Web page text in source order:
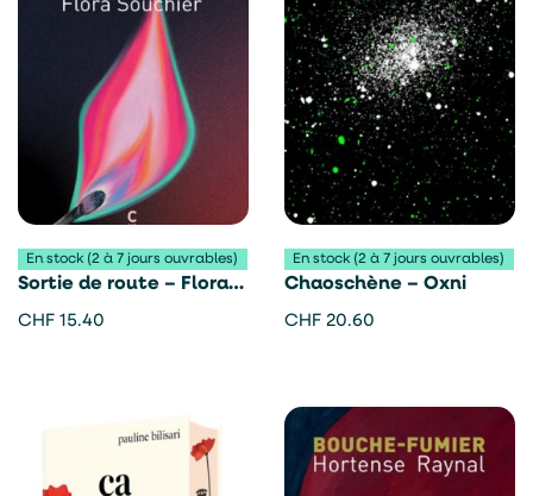
En stock (2 à 7 jours ouvrables)
Sortie de route – Flora
Souchier
CHF 15.40
En stock (2 à 7 jours ouvrables)
Chaoschène – Oxni
CHF 20.60